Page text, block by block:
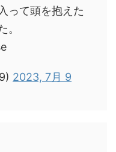
って頭を抱えた
。
2023, 7月 9